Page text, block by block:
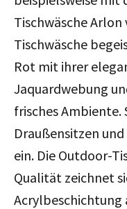
Tischwäsche
Tischwäsche
Rot mit ihrer
Jaquardwebung
frisches Ambiente.
Draußensitzen
ein. Die Outdoor-
Qualität zeichnet
Acrylbeschichtung